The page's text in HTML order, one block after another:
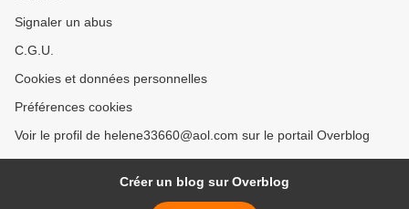
Signaler un abus
C.G.U.
Cookies et données personnelles
Préférences cookies
Voir le profil de helene33660@aol.com sur le portail Overblog
Créer un blog sur Overblog